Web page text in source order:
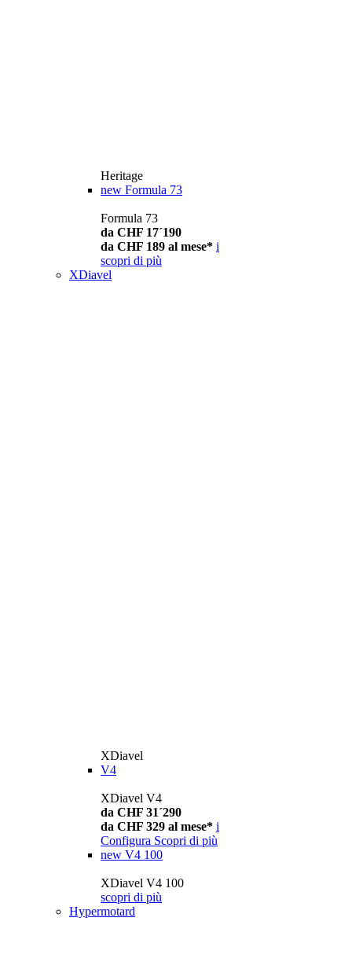
Heritage
new Formula 73
Formula 73
da CHF 17´190
da CHF 189 al mese* i
scopri di più
XDiavel
XDiavel
V4
XDiavel V4
da CHF 31´290
da CHF 329 al mese* i
Configura Scopri di più
new V4 100
XDiavel V4 100
scopri di più
Hypermotard